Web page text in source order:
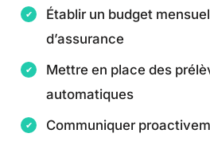
Établir un budget
d’assurance
Mettre en place des
automatiques
Communiquer